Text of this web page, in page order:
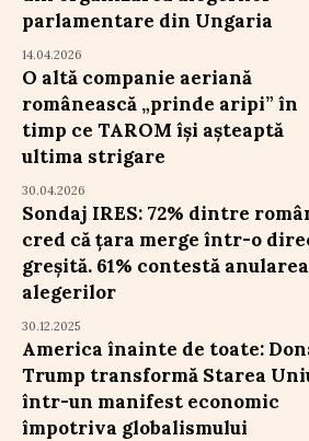
parlamentare din Ungaria
14.04.2026
O altă companie aeriană
românească „prinde aripi” în
timp ce TAROM își așteaptă
ultima strigare
30.04.2026
Sondaj IRES: 72% dintre
cred că țara merge într-o
greșită. 61% contestă anularea
alegerilor
30.12.2025
America înainte de toate:
Trump transformă Starea
într-un manifest economic
împotriva globalismului